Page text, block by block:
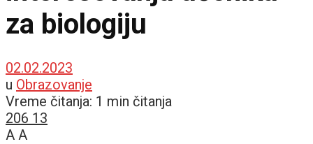
za biologiju
02.02.2023
u Obrazovanje
Vreme čitanja: 1 min čitanja
206 13
A A